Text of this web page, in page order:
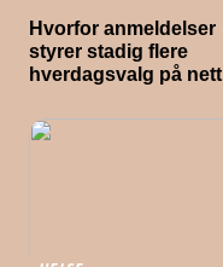
Hvorfor anmeldelser
styrer stadig flere
hverdagsvalg på nett